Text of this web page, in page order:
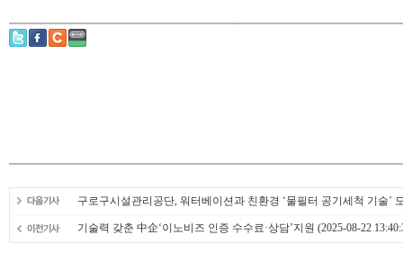
구로구시설관리공단, 워터베이션과 친환경 ‘물필터 공기세척 기술’
기술력 갖춘 中企‘이노비즈 인증 수수료·상담’지원 (2025-08-22